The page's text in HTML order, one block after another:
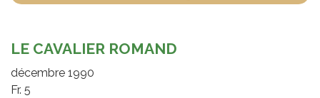
LE CAVALIER ROMAND
décembre 1990
Fr. 5